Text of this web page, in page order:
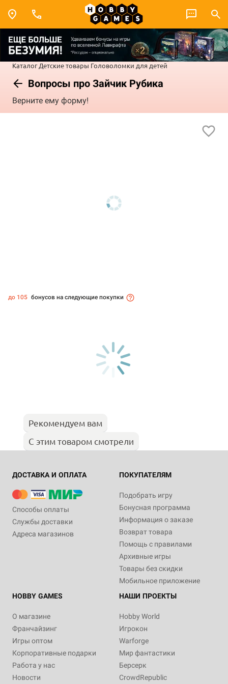
Каталог Детские товары Головоломки для детей
Вопросы про Зайчик Рубика
Верните ему форму!
до 105 бонусов на следующие покупки
Рекомендуем вам
С этим товаром смотрели
ДОСТАВКА И ОПЛАТА
Способы оплаты
Службы доставки
Адреса магазинов
ПОКУПАТЕЛЯМ
Подобрать игру
Бонусная программа
Информация о заказе
Возврат товара
Помощь с правилами
Архивные игры
Товары без скидки
Мобильное приложение
HOBBY GAMES
О магазине
Франчайзинг
Игры оптом
Корпоративные подарки
Работа у нас
Новости
НАШИ ПРОЕКТЫ
Hobby World
Игрокон
Warforge
Мир фантастики
Берсерк
CrowdRepublic